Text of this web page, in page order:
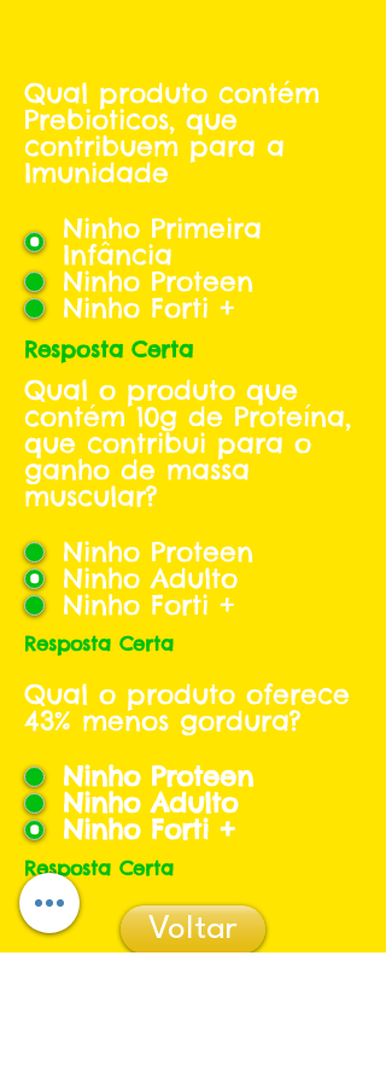
Qual produto contém
Prebioticos, que
contribuem para a
Imunidade
Ninho Primeira
Infância
Ninho Proteen
Ninho Forti +
Resposta Certa
Qual o produto que
contém 10g de Proteína,
que contribui para o
ganho de massa
muscular?
Ninho Proteen
Ninho Adulto
Ninho Forti +
Resposta Certa
Qual o produto oferece
43% menos gordura?
Ninho Proteen
Ninho Adulto
Ninho Forti +
Resposta Certa
Voltar